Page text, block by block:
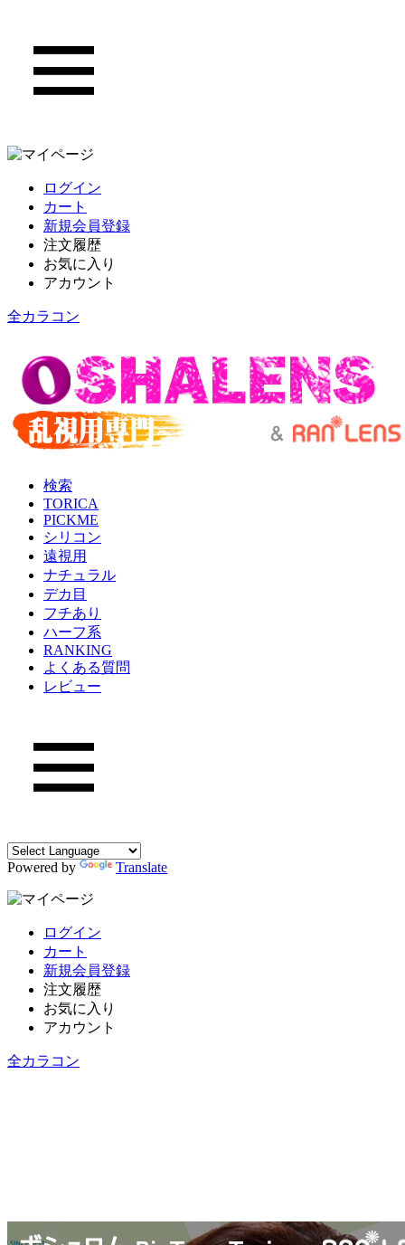
ログイン
カート
新規会員登録
注文履歴
お気に入り
アカウント
全カラコン
検索
TORICA
PICKME
シリコン
遠視用
ナチュラル
デカ目
フチあり
ハーフ系
RANKING
よくある質問
レビュー
Powered by Translate
ログイン
カート
新規会員登録
注文履歴
お気に入り
アカウント
全カラコン